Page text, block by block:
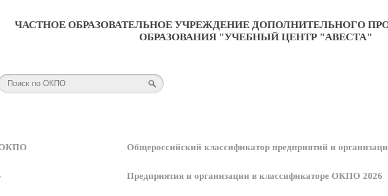
ЧАСТНОЕ ОБРАЗОВАТЕЛЬНОЕ УЧРЕЖДЕНИЕ ДОПОЛНИТЕЛЬНОГО
ОБРАЗОВАНИЯ "УЧЕБНЫЙ ЦЕНТР "АВЕСТА"
Общероссийский классификатор предприятий и
Предприятия и организации в классификаторе ОКПО 2026